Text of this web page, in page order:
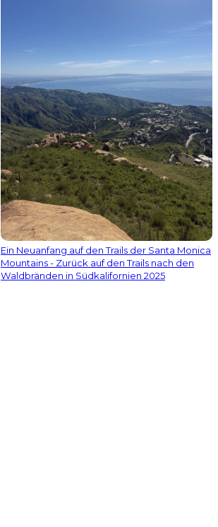
Ein Neuanfang auf den Trails der Santa Monica
Mountains - Zurück auf den Trails nach den
Waldbränden in Südkalifornien 2025